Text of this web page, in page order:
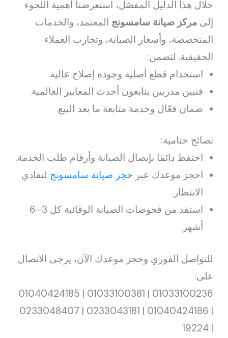
خلال هذا الدليل المفصّل، استعرضنا أهمية اللجوء
إلىمركز صيانة سامسونج المعتمد، والخدمات
المتخصصة، وأسعار الصيانة، وتجارب العملاء
الحقيقية. لتضمن:
استخدام قطع أصلية وجودة إصلاح عالية.
فنيين مدربين يتابعون أحدث المعايير العالمية.
ضمان فعّال وخدمة متابعة ما بعد البيع.
نصائح ختامية:
احتفظ دائمًا بإيصال الصيانة وأرقام طلب الخدمة.
احجز موعدك عبر حجز صيانة سامسونج لتفادي
الانتظار.
استفد من فحوصات الصيانة الوقائية كل 3–6
أشهر.
للتواصل الفوري وحجز موعدك الآن، يرجى الاتصال
على:
01033100236 | 01033100381 | 01040424185
| 01040424186 | 0233043181 | 0233048407
| 19224